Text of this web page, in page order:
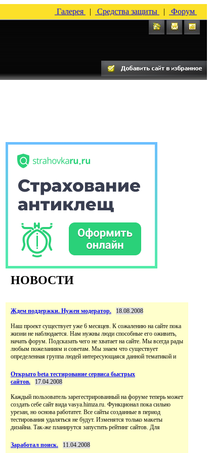
Галерея | Средства защиты | Форум
НОВОСТИ
Ждем поддержки. Нужен модератор. 18.08.2008
Наш проект существует уже 6 месяцев. К сожалению на сайте пока
жизни не наблюдается. Нам нужны люди способные его оживить,
начать форум. Подсказать чего не хватает на сайте. Мы всегда рады
любым пожеланиям и советам. Мы знаем что существует
определенная группа людей интересующаяся данной тематикой и
Открыто beta тестирование сервиса быстрых
сайтов.
17.04.2008
Каждый пользователь зарегестрированный на форуме теперь может
создать себе сайт вида vasya.himza.ru. Функционал пока сильно
урезан, но основа работатет. Все сайты созданные в период
тестирования удаляться не будут. Изменятся только макеты
дизайна. Так-же планирутся запустить рейтинг сайтов. Для
Заработал поиск. 11.04.2008